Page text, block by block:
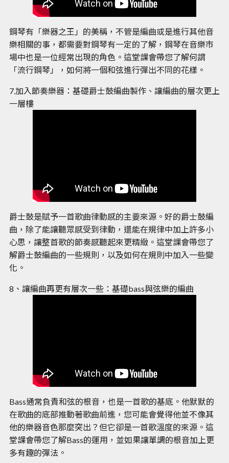
鋼琴有「樂器之王」的美稱，不管是編曲或是進行其他音
樂相關的事，都需要對鋼琴有一定的了解，鋼琴在音樂市
場中也是一位經常出現的角色。這堂課會帶您了解何謂
「流行鋼琴」，如何將一個和弦進行彈出不同的花樣。
7.加入節奏樂器：基礎爵士鼓編曲製作、讓編曲的層次更上
一層樓
爵士鼓是賦予一首歌曲律動感的主要來源。好的爵士鼓編
曲，除了能讓聽眾感受到律動，還能在規律中加上許多小
心思，讓整首歌的節奏感聽起來更精緻。這堂課會帶您了
解爵士鼓編曲的一些規則，以及如何在規則中加入一些變
化。
8、讓編曲再更有層次一些：基礎bass與弦樂的編曲
Bass通常負責和弦的根音，也是一首歌的基底。他默默的
在歌曲的底部推動著歌曲前進，您可能會覺得他並不像其
他的樂器音色那麼突出？但它卻是一首歌溫度的來源。這
堂課會帶您了解Bass的運用，並如果讓單調的根音加上更
多有趣的彈法。